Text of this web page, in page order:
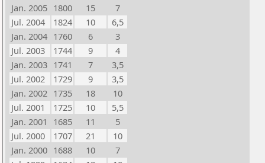
Jan. 2005 1800 15
7
Jul. 2004
1824 10
6,5
Jan. 2004 1760 6
3
Jul. 2003
1744 9
4
Jan. 2003 1741 7
3,5
Jul. 2002
1729 9
3,5
Jan. 2002 1735 18
10
Jul. 2001
1725 10
5,5
Jan. 2001
1685 11
5
Jul. 2000
1707 21
10
Jan. 2000 1688 10
7